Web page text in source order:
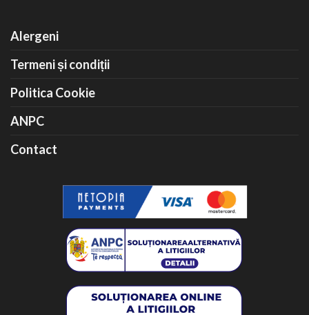
Alergeni
Termeni și condiții
Politica Cookie
ANPC
Contact